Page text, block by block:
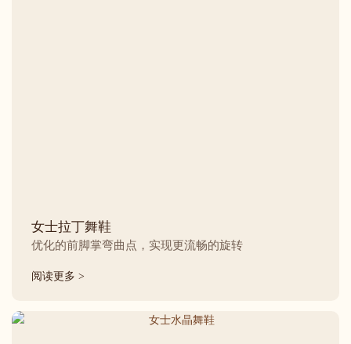
女士拉丁舞鞋
优化的前脚掌弯曲点，实现更流畅的旋转
阅读更多 >